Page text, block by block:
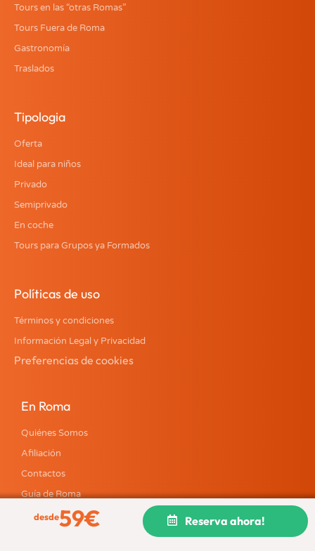
desde59€ Reserva ahora!
Tours en las “otras Romas”
Tours Fuera de Roma
Gastronomía
Traslados
Tipologia
Oferta
Ideal para niños
Privado
Semiprivado
En coche
Tours para Grupos ya Formados
Políticas de uso
Términos y condiciones
Información Legal y Privacidad
Preferencias de cookies
En Roma
Quiénes Somos
Afiliación
Contactos
Guía de Roma
Blog